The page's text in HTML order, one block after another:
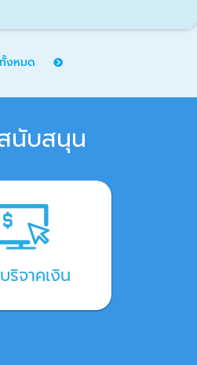
งหมด
นับสนุน
ริจาคเงิน